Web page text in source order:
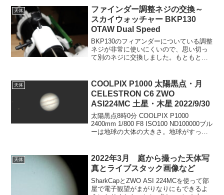
天体
ファインダー調整ネジの交換～
スカイウォッチャー BKP130
OTAW Dual Speed
BKP130のフィアンダーについている調整
ネジが非常に使いにくいので、思い切っ
て別のネジに交換しました。もともとつ
てみると、M6ピッチ1mmネジのように見
えます。ネジ部...
天体
COOLPIX P1000 太陽黒点・月
CELESTRON C6 ZWO
ASI224MC 土星・木星 2022/9/30
太陽黒点8時0分 COOLPIX P1000
2400mm 1/800 F8 ISO100 ND100000ブル
ーは地球の大体の大きさ。地球がすっぽ
天体
2022年3月 庭から撮った天体写
真とライブスタック画像など
SharkCapとZWO ASI 224MCを使って部
屋で電子観望がまがりなりにもできるよ